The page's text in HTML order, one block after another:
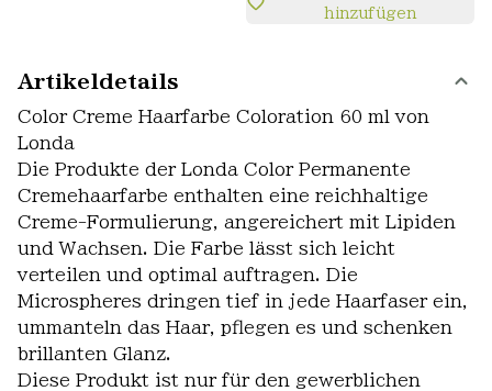
hinzufügen
Artikeldetails
Color Creme Haarfarbe Coloration 60 ml von
Londa
Die Produkte der Londa Color Permanente
Cremehaarfarbe enthalten eine reichhaltige
Creme-Formulierung, angereichert mit Lipiden
und Wachsen. Die Farbe lässt sich leicht
verteilen und optimal auftragen. Die
Microspheres dringen tief in jede Haarfaser ein,
ummanteln das Haar, pflegen es und schenken
brillanten Glanz.
Diese Produkt ist nur für den gewerblichen